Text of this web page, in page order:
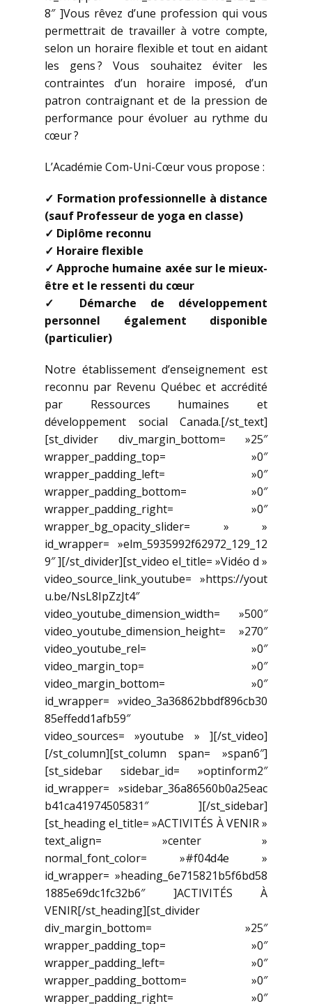
8″ ]Vous rêvez d’une profession qui vous
permettrait de travailler à votre compte,
selon un horaire flexible et tout en aidant
les gens ? Vous souhaitez éviter les
contraintes d’un horaire imposé, d’un
patron contraignant et de la pression de
performance pour évoluer au rythme du
cœur ?
L’Académie Com-Uni-Cœur vous propose :
✓ Formation professionnelle à distance
(sauf Professeur de yoga en classe)
✓ Diplôme reconnu
✓ Horaire flexible
✓ Approche humaine axée sur le mieux-
être et le ressenti du cœur
✓ Démarche de développement
personnel également disponible
(particulier)
Notre établissement d’enseignement est
reconnu par Revenu Québec et accrédité
par Ressources humaines et
développement social Canada.[/st_text]
[st_divider div_margin_bottom= »25″
wrapper_padding_top= »0″
wrapper_padding_left= »0″
wrapper_padding_bottom= »0″
wrapper_padding_right= »0″
wrapper_bg_opacity_slider= » »
id_wrapper= »elm_5935992f62972_129_12
9″ ][/st_divider][st_video el_title= »Vidéo d »
video_source_link_youtube= »https://yout
u.be/NsL8IpZzJt4″
video_youtube_dimension_width= »500″
video_youtube_dimension_height= »270″
video_youtube_rel= »0″
video_margin_top= »0″
video_margin_bottom= »0″
id_wrapper= »video_3a36862bbdf896cb30
85effedd1afb59″
video_sources= »youtube » ][/st_video]
[/st_column][st_column span= »span6″]
[st_sidebar sidebar_id= »optinform2″
id_wrapper= »sidebar_36a86560b0a25eac
b41ca41974505831″ ][/st_sidebar]
[st_heading el_title= »ACTIVITÉS À VENIR »
text_align= »center »
normal_font_color= »#f04d4e »
id_wrapper= »heading_6e715821b5f6bd58
1885e69dc1fc32b6″ ]ACTIVITÉS À
VENIR[/st_heading][st_divider
div_margin_bottom= »25″
wrapper_padding_top= »0″
wrapper_padding_left= »0″
wrapper_padding_bottom= »0″
wrapper_padding_right= »0″